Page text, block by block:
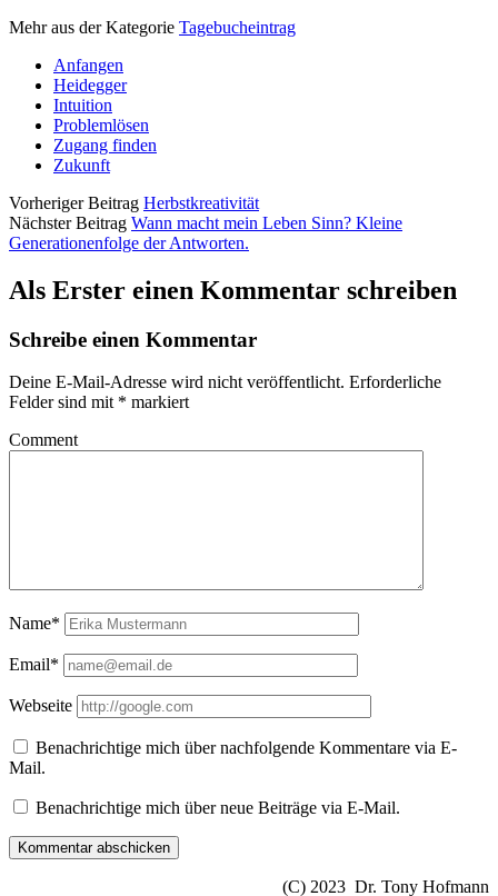
Mehr aus der Kategorie Tagebucheintrag
Anfangen
Heidegger
Intuition
Problemlösen
Zugang finden
Zukunft
Vorheriger Beitrag Herbstkreativität
Nächster Beitrag Wann macht mein Leben Sinn? Kleine
Generationenfolge der Antworten.
Als Erster einen Kommentar schreiben
Schreibe einen Kommentar
Deine E-Mail-Adresse wird nicht veröffentlicht. Erforderliche
Felder sind mit * markiert
Comment
Name*
Email*
Webseite
Benachrichtige mich über nachfolgende Kommentare via E-
Mail.
Benachrichtige mich über neue Beiträge via E-Mail.
(C) 2023 Dr. Tony Hofmann